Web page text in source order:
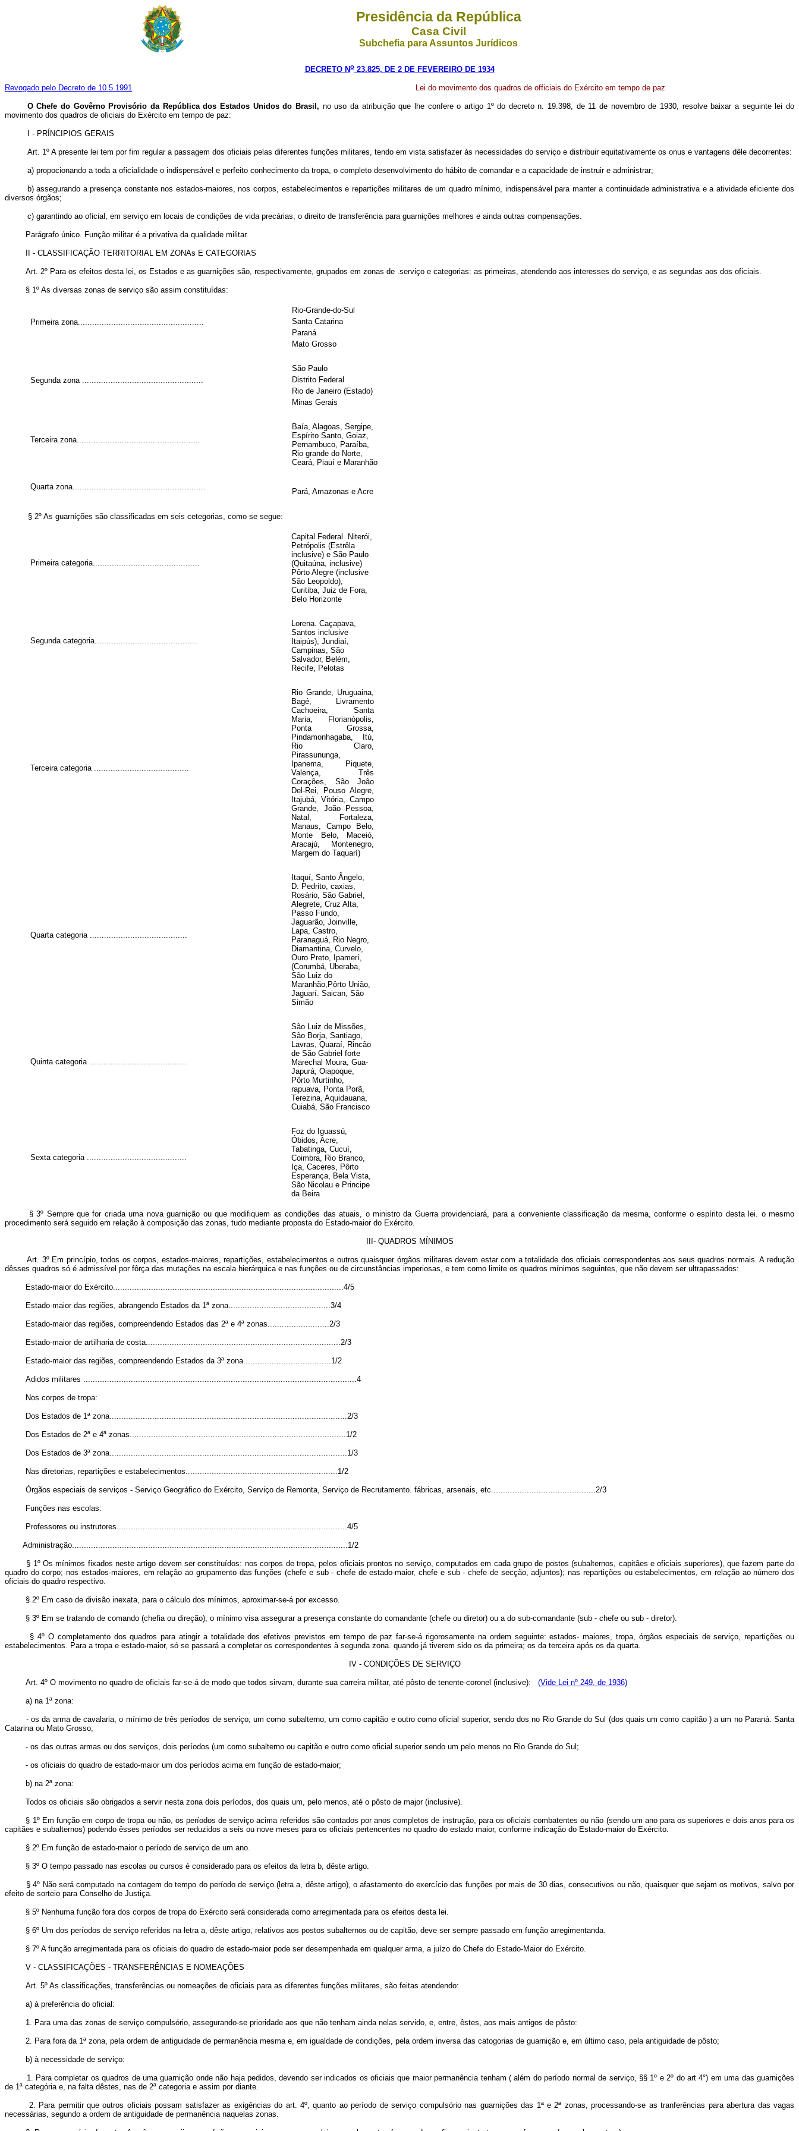
Presidência da República
Casa Civil
Subchefia para Assuntos Jurídicos
DECRETO No23.825, DE 2 DE FEVEREIRO DE 1934
Revogado pelo Decreto de 10.5.1991 Lei do movimento dos quadros de officiais do Exército em tempo de paz
O Chefe do Govêrno Provisório da República dos Estados Unidos do Brasil, no uso da atribuição que lhe confere o artigo 1º do decreto n. 19.398, de 11 de novembro de 1930, resolve baixar a seguinte lei do
movimento dos quadros de oficiais do Exército em tempo de paz:
I - PRÍNCIPIOS GERAIS
Art. 1º A presente lei tem por fim regular a passagem dos oficiais pelas diferentes funções militares, tendo em vista satisfazer às necessidades do serviço e distribuir equitativamente os onus e vantagens dêle decorrentes:
a) propocionando a toda a oficialidade o indispensável e perfeito conhecimento da tropa, o completo desenvolvimento do hábito de comandar e a capacidade de instruir e administrar;
b) assegurando a presença constante nos estados-maiores, nos corpos, estabelecimentos e repartições militares de um quadro mínimo, indispensável para manter a continuidade administrativa e a atividade eficiente dos
diversos órgãos;
c) garantindo ao oficial, em serviço em locais de condições de vida precárias, o direito de transferência para guarnições melhores e ainda outras compensações.
Parágrafo único. Função militar é a privativa da qualidade militar.
II - CLASSIFICAÇÃO TERRITORIAL EM ZONAs E CATEGORIAS
Art. 2º Para os efeitos desta lei, os Estados e as guarnições são, respectivamente, grupados em zonas de .serviço e categorias: as primeiras, atendendo aos interesses do serviço, e as segundas aos dos oficiais.
§ 1º As diversas zonas de serviço são assim constituídas:
Primeira zona.....................................................
Rio-Grande-do-Sul
Santa Catarina
Paraná
Mato Grosso
Segunda zona ...................................................
São Paulo
Distrito Federal
Rio de Janeiro (Estado)
Minas Gerais
Terceira zona....................................................
Baía, Alagoas, Sergipe,
Espírito Santo, Goiaz,
Pernambuco, Paraíba,
Rio grande do Norte,
Ceará, Piauí e Maranhão
Quarta zona........................................................
Pará, Amazonas e Acre
§ 2º As guarnições são classificadas em seis cetegorias, como se segue:
Primeira categoria.............................................
Capital Federal. Niterói,
Petrópolis (Estrêla
inclusive) e São Paulo
(Quitaúna, inclusive)
Pôrto Alegre (inclusive
São Leopoldo),
Curitiba, Juiz de Fora,
Belo Horizonte
Segunda categoria...........................................
Lorena. Caçapava,
Santos inclusive
Itaipús), Jundiaí,
Campinas, São
Salvador, Belém,
Recife, Pelotas
Terceira categoria ........................................
Rio Grande, Uruguaina,
Bagé, Livramento
Cachoeira, Santa
Maria, Florianópolis,
Ponta Grossa,
Pindamonhagaba, Itú,
Rio Claro,
Pirassununga,
Ipanema, Piquete,
Valença, Três
Corações, São João
Del-Rei, Pouso Alegre,
Itajubá, Vitória, Campo
Grande, João Pessoa,
Natal, Fortaleza,
Manaus, Campo Belo,
Monte Belo, Maceió,
Aracajú, Montenegro,
Margem do Taquarí)
Quarta categoria .........................................
Itaquí, Santo Ângelo,
D. Pedrito, caxias,
Rosário, São Gabriel,
Alegrete, Cruz Alta,
Passo Fundo,
Jaguarão, Joinville,
Lapa, Castro,
Paranaguá, Rio Negro,
Diamantina, Curvelo,
Ouro Preto, Ipamerí,
(Corumbá, Uberaba,
São Luiz do
Maranhão,Pôrto União,
Jaguarí. Saican, São
Simão
Quinta categoria .........................................
São Luiz de Missões,
São Borja, Santiago,
Lavras, Quaraí, Rincão
de São Gabriel forte
Marechal Moura, Gua-
Japurá, Oiapoque,
Pôrto Murtinho,
rapuava, Ponta Porã,
Terezina, Aquidauana,
Cuiabá, São Francisco
Sexta categoria ..........................................
Foz do Iguassú,
Óbidos, Acre,
Tabatinga, Cucuí,
Coimbra, Rio Branco,
Iça, Caceres, Pôrto
Esperança, Bela Vista,
São Nicolau e Principe
da Beira
§ 3º Sempre que for criada uma nova guarnição ou que modifiquem as condições das atuais, o ministro da Guerra providenciará, para a conveniente classificação da mesma, conforme o espírito desta lei. o mesmo
procedimento será seguido em relação à composição das zonas, tudo mediante proposta do Estado-maior do Exército.
III- QUADROS MÍNIMOS
Art. 3º Em princípio, todos os corpos, estados-maiores, repartições, estabelecimentos e outros quaisquer órgãos militares devem estar com a totalidade dos oficiais correspondentes aos seus quadros normais. A redução
dêsses quadros só é admissível por fôrça das mutações na escala hierárquica e nas funções ou de circunstâncias imperiosas, e tem como limite os quadros mínimos seguintes, que não devem ser ultrapassados:
Estado-maior do Exército.................................................................................................4/5
Estado-maior das regiões, abrangendo Estados da 1ª zona...........................................3/4
Estado-maior das regiões, compreendendo Estados das 2ª e 4ª zonas..........................2/3
Estado-maior de artilharia de costa..................................................................................2/3
Estado-maior das regiões, compreendendo Estados da 3ª zona.....................................1/2
Adidos militares ...................................................................................................................4
Nos corpos de tropa:
Dos Estados de 1ª zona....................................................................................................2/3
Dos Estados de 2ª e 4ª zonas...........................................................................................1/2
Dos Estados de 3ª zona....................................................................................................1/3
Nas diretorias, repartições e estabelecimentos................................................................1/2
Órgãos especiais de serviços - Serviço Geográfico do Exército, Serviço de Remonta, Serviço de Recrutamento. fábricas, arsenais, etc............................................2/3
Funções nas escolas:
Professores ou instrutores.................................................................................................4/5
Administração....................................................................................................................1/2
§ 1º Os mínimos fixados neste artigo devem ser constituídos: nos corpos de tropa, pelos oficiais prontos no serviço, computados em cada grupo de postos (subalternos, capitães e oficiais superiores), que fazem parte do
quadro do corpo; nos estados-maiores, em relação ao grupamento das funções (chefe e sub - chefe de estado-maior, chefe e sub - chefe de secção, adjuntos); nas repartições ou estabelecimentos, em relação ao número dos
oficiais do quadro respectivo.
§ 2º Em caso de divisão inexata, para o cálculo dos mínimos, aproximar-se-á por excesso.
§ 3º Em se tratando de comando (chefia ou direção), o mínimo visa assegurar a presença constante do comandante (chefe ou diretor) ou a do sub-comandante (sub - chefe ou sub - diretor).
§ 4º O completamento dos quadros para atingir a totalidade dos efetivos previstos em tempo de paz far-se-á rigorosamente na ordem seguinte: estados- maiores, tropa, órgãos especiais de serviço, repartições ou
estabelecimentos. Para a tropa e estado-maior, só se passará a completar os correspondentes à segunda zona. quando já tiverem sido os da primeira; os da terceira após os da quarta.
IV - CONDIÇÕES DE SERVIÇO
Art. 4º O movimento no quadro de oficiais far-se-á de modo que todos sirvam, durante sua carreira militar, até pôsto de tenente-coronel (inclusive): (Vide Lei nº 249, de 1936)
a) na 1ª zona:
- os da arma de cavalaria, o mínimo de três períodos de serviço; um como subalterno, um como capitão e outro como oficial superior, sendo dos no Rio Grande do Sul (dos quais um como capitão ) a um no Paraná. Santa
Catarina ou Mato Grosso;
- os das outras armas ou dos serviços, dois períodos (um como subalterno ou capitão e outro como oficial superior sendo um pelo menos no Rio Grande do Sul;
- os oficiais do quadro de estado-maior um dos períodos acima em função de estado-maior;
b) na 2ª zona:
Todos os oficiais são obrigados a servir nesta zona dois períodos, dos quais um, pelo menos, até o pôsto de major (inclusive).
§ 1º Em função em corpo de tropa ou não, os períodos de serviço acima referidos são contados por anos completos de instrução, para os oficiais combatentes ou não (sendo um ano para os superiores e dois anos para os
capitães e subalternos) podendo êsses períodos ser reduzidos a seis ou nove meses para os oficiais pertencentes no quadro do estado maior, conforme indicação do Estado-maior do Exército.
§ 2º Em função de estado-maior o período de serviço de um ano.
§ 3º O tempo passado nas escolas ou cursos é considerado para os efeitos da letra b, dêste artigo.
§ 4º Não será computado na contagem do tempo do período de serviço (letra a, dêste artigo), o afastamento do exercício das funções por mais de 30 dias, consecutivos ou não, quaisquer que sejam os motivos, salvo por
efeito de sorteio para Conselho de Justiça.
§ 5º Nenhuma função fora dos corpos de tropa do Exército será considerada como arregimentada para os efeitos desta lei.
§ 6º Um dos períodos de serviço referidos na letra a, dêste artigo, relativos aos postos subalternos ou de capitão, deve ser sempre passado em função arregimentanda.
§ 7º A função arregimentada para os oficiais do quadro de estado-maior pode ser desempenhada em qualquer arma, a juízo do Chefe do Estado-Maior do Exército.
V - CLASSIFICAÇÕES - TRANSFERÊNCIAS E NOMEAÇÕES
Art. 5º As classificações, transferências ou nomeações de oficiais para as diferentes funções militares, são feitas atendendo:
a) à preferência do oficial:
1. Para uma das zonas de serviço compulsório, assegurando-se prioridade aos que não tenham ainda nelas servido, e, entre, êstes, aos mais antigos de pôsto:
2. Para fora da 1ª zona, pela ordem de antiguidade de permanência mesma e, em igualdade de condições, pela ordem inversa das catogorias de guarnição e, em último caso, pela antiguidade de pôsto;
b) à necessidade de serviço:
1. Para completar os quadros de uma guarnição onde não haja pedidos, devendo ser indicados os oficiais que maior permanência tenham ( além do período normal de serviço, §§ 1º e 2º do art 4°) em uma das guarnições
de 1ª categória e, na falta dêstes, nas de 2ª categoria e assim por diante.
2. Para permitir que outros oficiais possam satisfazer as exigências do art. 4º, quanto ao período de serviço compulsório nas guarnições das 1ª e 2ª zonas, processando-se as tranferências para abertura das vagas
necessárias, segundo a ordem de antiguidade de permanência naquelas zonas.